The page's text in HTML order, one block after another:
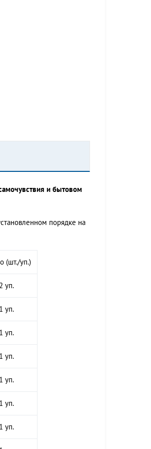
и бытовом
порядке на
(шт./уп.)
2 уп.
1 уп.
1 уп.
1 уп.
1 уп.
1 уп.
1 уп.